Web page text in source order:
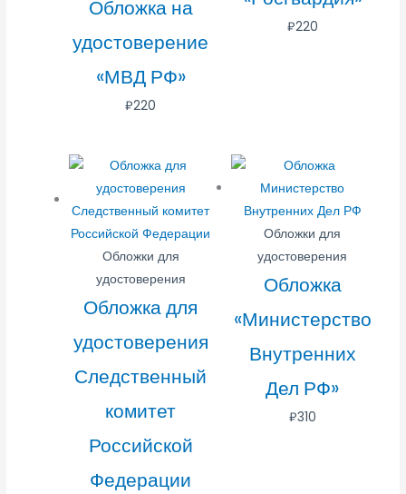
Обложка на
удостоверение
«МВД РФ»
₽220
₽220
Обложки для
удостоверения
Обложка для
удостоверения
Следственный
комитет
Российской
Федерации
Обложки для
удостоверения
Обложка
«Министерство
Внутренних
Дел РФ»
₽310